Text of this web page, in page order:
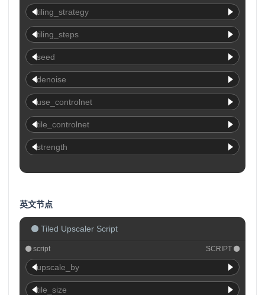
tiling_strategy
tiling_steps
seed
denoise
use_controlnet
tile_controlnet
strength
英文节点
Tiled Upscaler Script
script SCRIPT
upscale_by
tile_size